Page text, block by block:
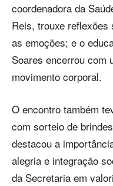
coordenadora da
Reis, trouxe reflexões
as emoções; e o
Soares encerrou com
movimento corporal.
O encontro também
com sorteio de
destacou a
alegria e integração
da Secretaria em